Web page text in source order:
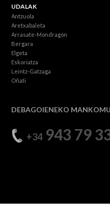
UDALAK
Antzuola
Aretxabaleta
Arrasate-Mondragón
Bergara
Elgeta
Eskoriatza
Leintz-Gatzaga
Oñati
DEBAGOIENEKO
+34943 79